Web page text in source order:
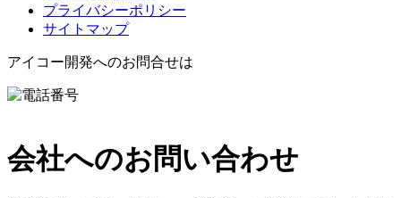
プライバシーポリシー
サイトマップ
アイコー開発へのお問合せは
会社へのお問い合わせ